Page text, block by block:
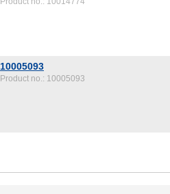
10005093
Product no.: 10005093